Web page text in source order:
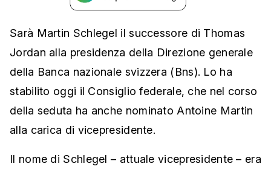
Sarà Martin Schlegel il successore di Thomas
Jordan alla presidenza della Direzione generale
della Banca nazionale svizzera (Bns). Lo ha
stabilito oggi il Consiglio federale, che nel corso
della seduta ha anche nominato Antoine Martin
alla carica di vicepresidente.
Il nome di Schlegel – attuale vicepresidente – era